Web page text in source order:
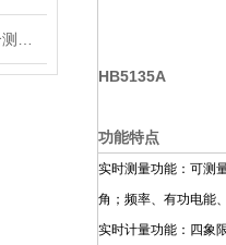
HB5135A
功能特点
实时测量功能：可测
角；频率、有功电能
实时计量功能：四象